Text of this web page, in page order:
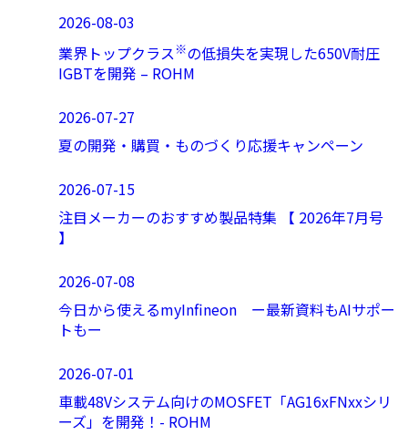
2026-08-03
業界トップクラス ※の低損失を実現した650V耐圧
IGBTを開発 – ROHM
2026-07-27
夏の開発・購買・ものづくり応援キャンペーン
2026-07-15
注目メーカーのおすすめ製品特集 【 2026年7月号
】
2026-07-08
今日から使えるmyInfineon ー最新資料もAIサポー
トもー
2026-07-01
車載48Vシステム向けのMOSFET「AG16xFNxxシリ
ーズ」を開発！- ROHM